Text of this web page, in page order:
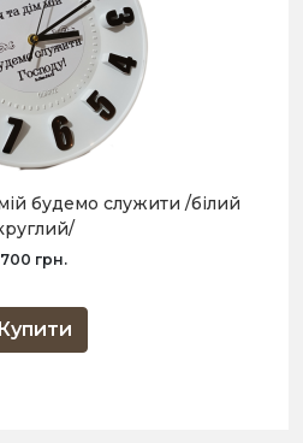
будемо служити /білий
700 грн.
Купити